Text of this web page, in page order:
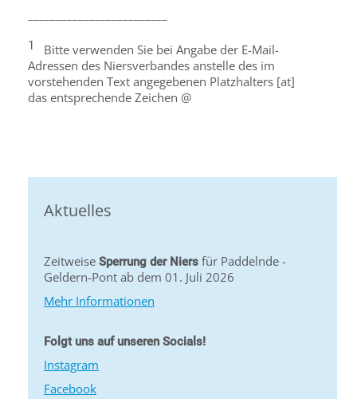
1
Bitte verwenden Sie bei Angabe der E-Mail-
Adressen des Niersverbandes anstelle des im
vorstehenden Text angegebenen Platzhalters [at]
das entsprechende Zeichen @
Aktuelles
Zeitweise Sperrung der Niers für Paddelnde -
Geldern-Pont ab dem 01. Juli 2026
Mehr Informationen
Folgt uns auf unseren Socials!
Instagram
Facebook